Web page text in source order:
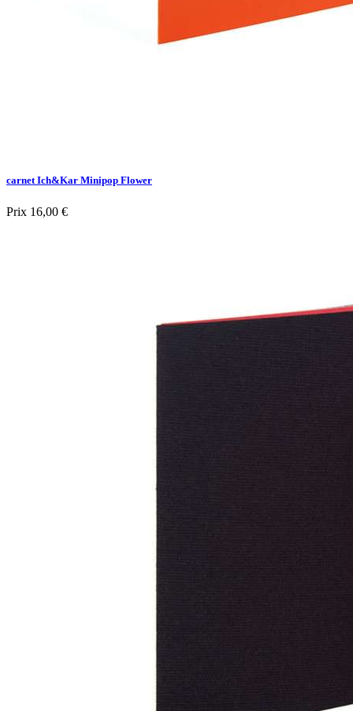
carnet Ich&Kar Minipop Flower
Prix 16,00 €